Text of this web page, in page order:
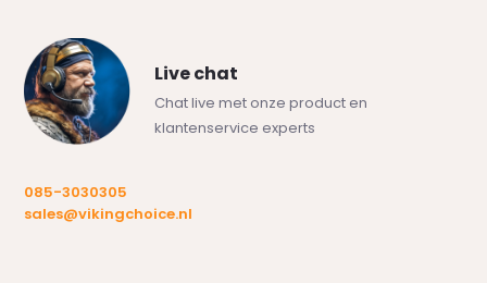
Live chat
Chat live met onze product en
klantenservice experts
085-3030305
sales@vikingchoice.nl